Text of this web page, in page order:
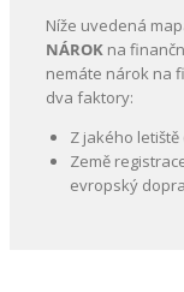
Níže uvedená
NÁROK na
nemáte nárok na
dva faktory:
Z jakého letiště
Země
evropský